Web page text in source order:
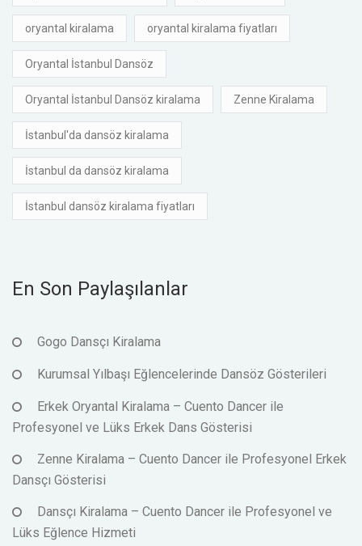
oryantal kiralama oryantal kiralama fiyatları
Oryantal İstanbul Dansöz
Oryantal İstanbul Dansöz kiralama Zenne Kiralama
İstanbul'da dansöz kiralama
İstanbul da dansöz kiralama
İstanbul dansöz kiralama fiyatları
En Son Paylaşılanlar
Gogo Dansçı Kiralama
Kurumsal Yılbaşı Eğlencelerinde Dansöz Gösterileri
Erkek Oryantal Kiralama – Cuento Dancer ile
Profesyonel ve Lüks Erkek Dans Gösterisi
Zenne Kiralama – Cuento Dancer ile Profesyonel Erkek
Dansçı Gösterisi
Dansçı Kiralama – Cuento Dancer ile Profesyonel ve
Lüks Eğlence Hizmeti